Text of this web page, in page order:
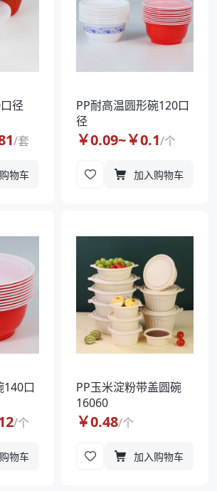
径
/套
物车
PP耐高温圆形碗120口
径
￥0.09~￥0.1/个
加入购物车
140口
/个
物车
PP玉米淀粉带盖圆碗
16060
￥0.48/个
加入购物车